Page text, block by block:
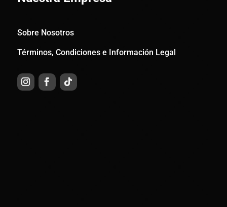
Sobre Nosotros
Términos, Condiciones e Información Legal